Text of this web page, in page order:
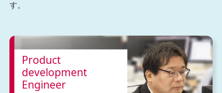
す。
Product
development
Engineer